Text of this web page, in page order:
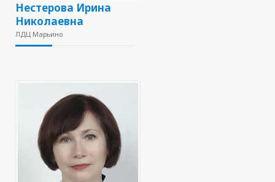
Нестерова Ирина
Николаевна
ЛДЦ Марьино